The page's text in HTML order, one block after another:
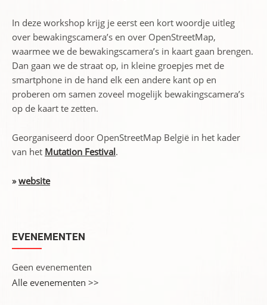
In deze workshop krijg je eerst een kort woordje uitleg
over bewakingscamera’s en over OpenStreetMap,
waarmee we de bewakingscamera’s in kaart gaan brengen.
Dan gaan we de straat op, in kleine groepjes met de
smartphone in de hand elk een andere kant op en
proberen om samen zoveel mogelijk bewakingscamera’s
op de kaart te zetten.
Georganiseerd door OpenStreetMap België in het kader
van het Mutation Festival.
»website
EVENEMENTEN
Geen evenementen
Alle evenementen >>